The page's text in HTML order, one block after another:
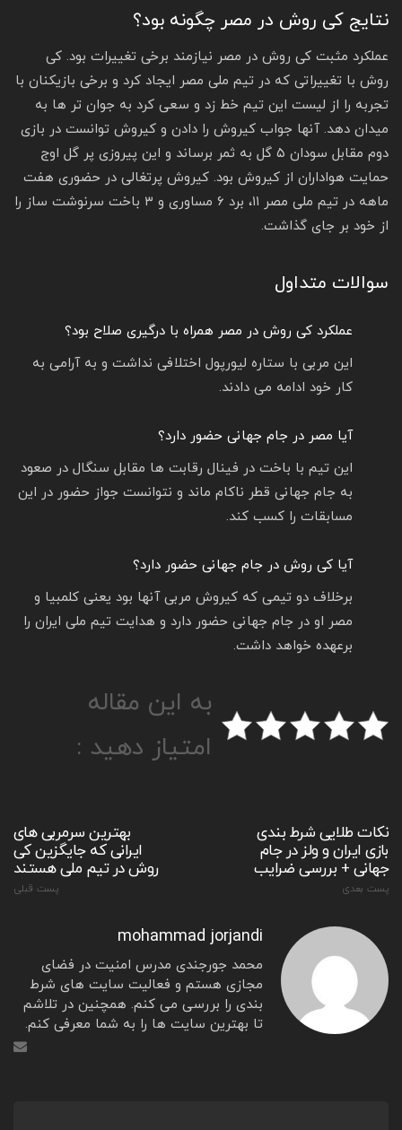
نتایج کی روش در مصر چگونه بود؟
عملکرد مثبت کی روش در مصر نیازمند برخی تغییرات بود. کی
روش با تغییراتی که در تیم ملی مصر ایجاد کرد و برخی بازیکنان با
تجربه را از لیست این تیم خط زد و سعی کرد به جوان تر ها به
میدان دهد. آنها جواب کیروش را دادن و کیروش توانست در بازی
دوم مقابل سودان ۵ گل به ثمر برساند و این پیروزی پر گل اوج
حمایت هواداران از کیروش بود. کیروش پرتغالی در حضوری هفت
ماهه در تیم ملی مصر ۱۱، برد ۶ مساوری و ۳ باخت سرنوشت ساز را
از خود بر جای گذاشت.
سوالات متداول
عملکرد کی روش در مصر همراه با درگیری صلاح بود؟
این مربی با ستاره لیورپول اختلافی نداشت و به آرامی به
کار خود ادامه می دادند.
آیا مصر در جام جهانی حضور دارد؟
این تیم با باخت در فینال رقابت ها مقابل سنگال در صعود
به جام جهانی قطر ناکام ماند و نتوانست جواز حضور در این
مسابقات را کسب کند.
آیا کی روش در جام جهانی حضور دارد؟
برخلاف دو تیمی که کیروش مربی آنها بود یعنی کلمبیا و
مصر او در جام جهانی حضور دارد و هدایت تیم ملی ایران را
برعهده خواهد داشت.
به این مقاله
امتیاز دهید :
بهترین سرمربی های
ایرانی که جایگزین کی
روش در تیم ملی هستند
پست قبلی
نکات طلایی شرط بندی
بازی ایران و ولز در جام
جهانی + بررسی ضرایب
پست بعدی
mohammad jorjandi
محمد جورجندی مدرس امنیت در فضای
مجازی هستم و فعالیت سایت های شرط
بندی را بررسی می کنم. همچنین در تلاشم
تا بهترین سایت ها را به شما معرفی کنم.